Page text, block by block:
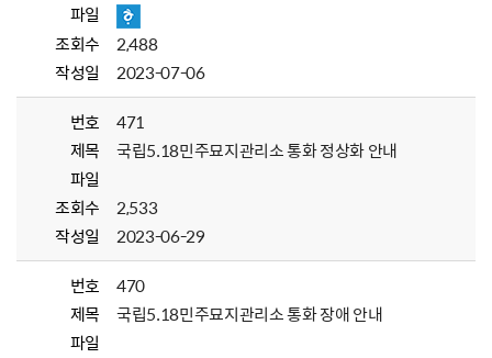
파일
조회수
2,488
작성일
2023-07-06
번호
471
제목
국립5.18민주묘지관리소 통화 정상화 안내
파일
조회수
2,533
작성일
2023-06-29
번호
470
제목
국립5.18민주묘지관리소 통화 장애 안내
파일